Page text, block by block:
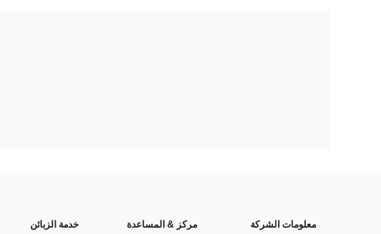
معلومات الشركة
مركز & المساعدة
خدمة الزبائن